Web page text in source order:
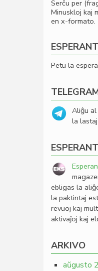
Serĉu per
Minuskloj kaj
en x-formato.
Petu la
Aliĝu al
la
ebligas la
la paktintaj
revuoj kaj
aktivaĵoj kaj
ARKIVO
aŭgusto